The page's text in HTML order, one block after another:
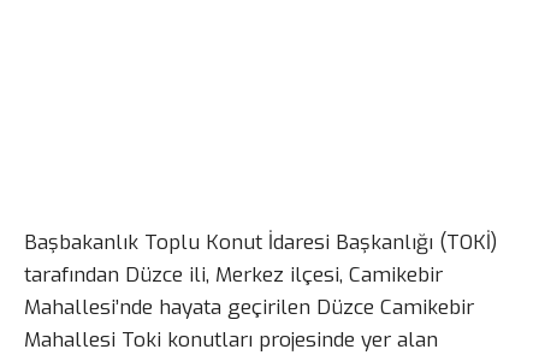
Başbakanlık Toplu Konut İdaresi Başkanlığı (TOKİ)
tarafından Düzce ili, Merkez ilçesi, Camikebir
Mahallesi’nde hayata geçirilen Düzce Camikebir
Mahallesi Toki konutları projesinde yer alan